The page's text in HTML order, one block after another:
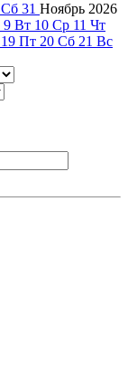
Сб 31 Ноябрь 2026
9 Вт 10 Ср 11 Чт
19 Пт 20 Сб 21 Вс